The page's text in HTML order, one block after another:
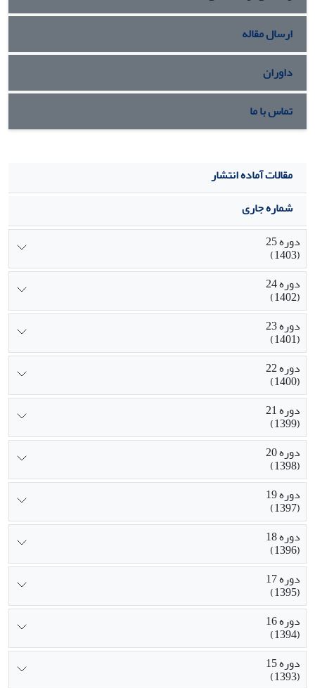
ارسال مقاله
داوران
تماس با ما
مقالات آماده انتشار
شماره جاری
دوره 25
(1403)
دوره 24
(1402)
دوره 23
(1401)
دوره 22
(1400)
دوره 21
(1399)
دوره 20
(1398)
دوره 19
(1397)
دوره 18
(1396)
دوره 17
(1395)
دوره 16
(1394)
دوره 15
(1393)